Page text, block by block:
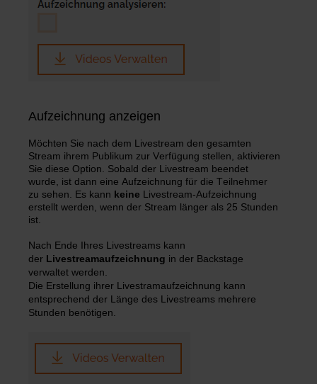
Aufzeichnung anzeigen
Möchten Sie nach dem Livestream den gesamten
Stream ihrem Publikum zur Verfügung stellen, aktivieren
Sie diese Option. Sobald der Livestream beendet
wurde, ist dann eine Aufzeichnung für die Teilnehmer
zu sehen. Es kann keine Livestream-Aufzeichnung
erstellt werden, wenn der Stream länger als 25 Stunden
ist.
Nach Ende Ihres Livestreams kann
der Livestreamaufzeichnung in der Backstage
verwaltet werden.
Die Erstellung ihrer Livestramaufzeichnung kann
entsprechend der Länge des Livestreams mehrere
Stunden benötigen.